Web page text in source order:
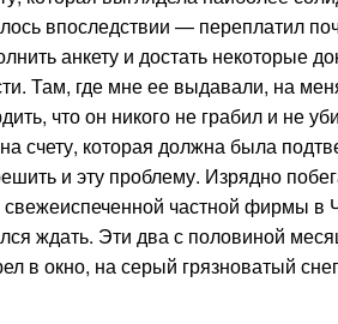
впоследствии — переплатил
анкету и достать некоторые
Там, где мне ее выдавали, на
что он никого не грабил и не
счету, которая должна была
и эту проблему. Изрядно
свежеиспеченной частной фирмы в
ждать. Эти два с половиной
в окно, на серый грязноватый